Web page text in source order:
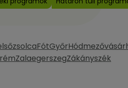
FótGyőr
ZalaegerszegZákányszék